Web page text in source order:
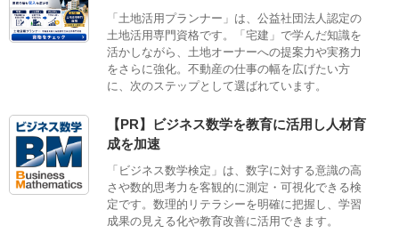
「土地活用プランナー」は、公益社団法人認定の
土地活用専門資格です。「宅建」で学んだ知識を
活かしながら、土地オーナーへの提案力や実務力
をさらに強化。不動産の仕事の幅を広げたい方
に、次のステップとして選ばれています。
【PR】ビジネス数学を教育に活用し人材育
成を加速
「ビジネス数学検定」は、数字に対する意識の高
さや数的思考力を客観的に測定・可視化できる検
定です。数理的リテラシーを明確に把握し、学習
成果の見える化や教育改善に活用できます。